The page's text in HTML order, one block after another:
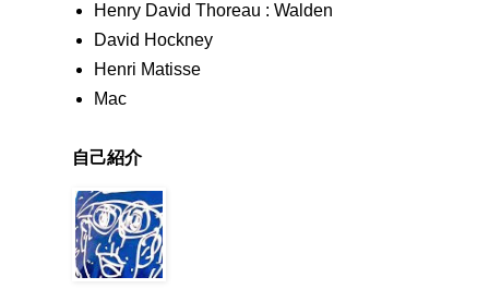
Henry David Thoreau : Walden
David Hockney
Henri Matisse
Mac
自己紹介